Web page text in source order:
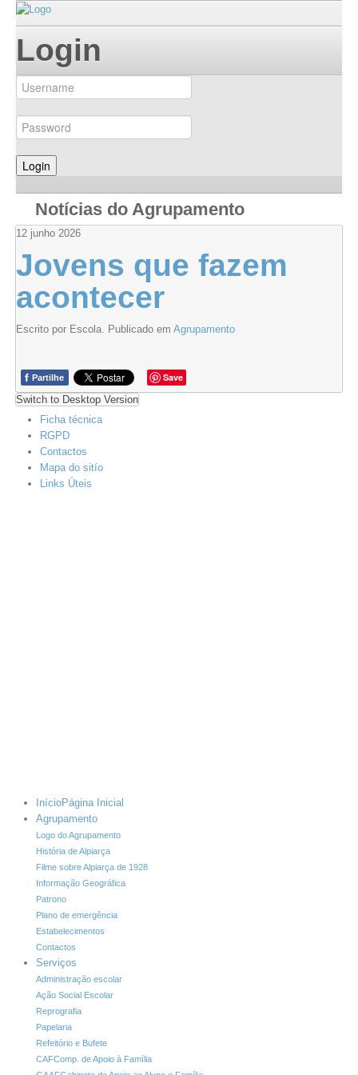
Login
Notícias do Agrupamento
12 junho 2026
Jovens que fazem
acontecer
Escrito por Escola. Publicado em Agrupamento
f Partilhe
Save
Switch to Desktop Version
Ficha técnica
RGPD
Contactos
Mapa do sitío
Links Úteis
InícioPágina Inicial
Agrupamento
Logo do Agrupamento
História de Alpiarça
Filme sobre Alpiarça de 1928
Informação Geográfica
Patrono
Plano de emergência
Estabelecimentos
Contactos
Serviços
Administração escolar
Ação Social Escolar
Reprografia
Papelaria
Refeitório e Bufete
CAFComp. de Apoio à Família